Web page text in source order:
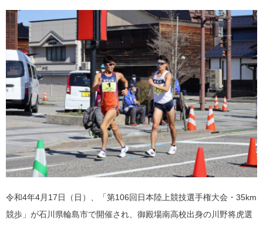
令和4年4月17日（日）、「第106回日本陸上競技選手権大会・35km
競歩」が石川県輪島市で開催され、御殿場南高校出身の川野将虎選